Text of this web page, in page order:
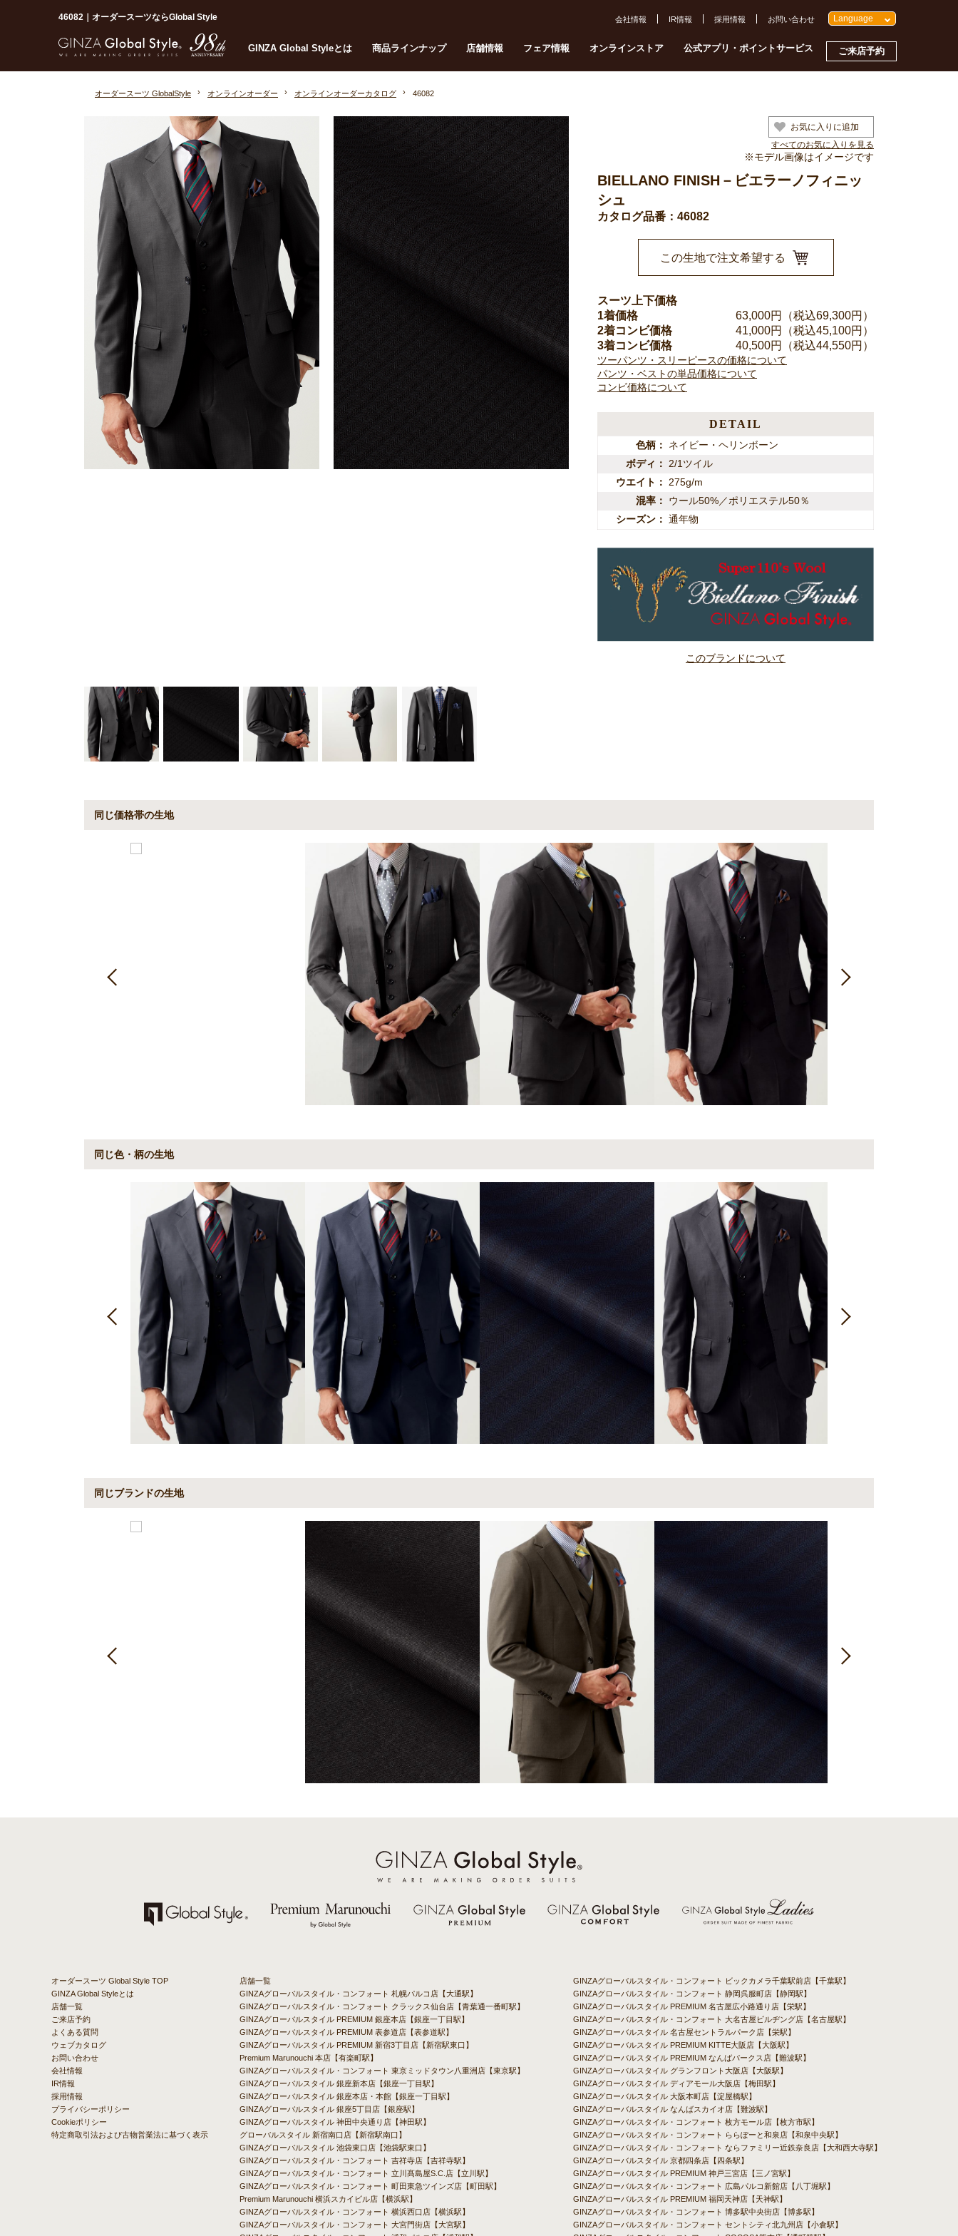
46082｜オーダースーツならGlobal Style
GINZA Global Styleとは 商品ラインナップ 店舗情報 フェア情報 オンラインストア 公式アプリ・ポイントサービス ご来店予約
会社情報 IR情報 採用情報 お問い合わせ Language
オーダースーツ GlobalStyle オンラインオーダー オンラインオーダーカタログ 46082
お気に入りに追加
すべてのお気に入りを見る
※モデル画像はイメージです
BIELLANO FINISH－ビエラーノフィニッ
シュ
カタログ品番：46082
この生地で注文希望する
スーツ上下価格
1着価格
63,000円（税込69,300円）
2着コンビ価格
41,000円（税込45,100円）
3着コンビ価格
40,500円（税込44,550円）
ツーパンツ・スリーピースの価格について
パンツ・ベストの単品価格について
コンビ価格について
DETAIL
色柄
ネイビー・ヘリンボーン
ボディ
2/1ツイル
ウエイト
275g/m
混率
ウール50%／ポリエステル50％
シーズン
通年物
このブランドについて
同じ価格帯の生地
同じ色・柄の生地
同じブランドの生地
オーダースーツ Global Style TOP
GINZA Global Styleとは
店舗一覧
ご来店予約
よくある質問
ウェブカタログ
お問い合わせ
会社情報
IR情報
採用情報
プライバシーポリシー
Cookieポリシー
特定商取引法および古物営業法に基づく表示
店舗一覧
GINZAグローバルスタイル・コンフォート 札幌パルコ店【大通駅】
GINZAグローバルスタイル・コンフォート クラックス仙台店【青葉通一番町駅】
GINZAグローバルスタイル PREMIUM 銀座本店【銀座一丁目駅】
GINZAグローバルスタイル PREMIUM 表参道店【表参道駅】
GINZAグローバルスタイル PREMIUM 新宿3丁目店【新宿駅東口】
Premium Marunouchi 本店【有楽町駅】
GINZAグローバルスタイル・コンフォート 東京ミッドタウン八重洲店【東京駅】
GINZAグローバルスタイル 銀座新本店【銀座一丁目駅】
GINZAグローバルスタイル 銀座本店・本館【銀座一丁目駅】
GINZAグローバルスタイル 銀座5丁目店【銀座駅】
GINZAグローバルスタイル 神田中央通り店【神田駅】
グローバルスタイル 新宿南口店【新宿駅南口】
GINZAグローバルスタイル 池袋東口店【池袋駅東口】
GINZAグローバルスタイル・コンフォート 吉祥寺店【吉祥寺駅】
GINZAグローバルスタイル・コンフォート 立川髙島屋S.C.店【立川駅】
GINZAグローバルスタイル・コンフォート 町田東急ツインズ店【町田駅】
Premium Marunouchi 横浜スカイビル店【横浜駅】
GINZAグローバルスタイル・コンフォート 横浜西口店【横浜駅】
GINZAグローバルスタイル・コンフォート 大宮門街店【大宮駅】
GINZAグローバルスタイル・コンフォート ビックカメラ千葉駅前店【千葉駅】
GINZAグローバルスタイル・コンフォート 静岡呉服町店【静岡駅】
GINZAグローバルスタイル PREMIUM 名古屋広小路通り店【栄駅】
GINZAグローバルスタイル・コンフォート 大名古屋ビルヂング店【名古屋駅】
GINZAグローバルスタイル 名古屋セントラルパーク店【栄駅】
GINZAグローバルスタイル PREMIUM KITTE大阪店【大阪駅】
GINZAグローバルスタイル PREMIUM なんばパークス店【難波駅】
GINZAグローバルスタイル グランフロント大阪店【大阪駅】
GINZAグローバルスタイル ディアモール大阪店【梅田駅】
GINZAグローバルスタイル 大阪本町店【淀屋橋駅】
GINZAグローバルスタイル なんばスカイオ店【難波駅】
GINZAグローバルスタイル・コンフォート 枚方モール店【枚方市駅】
GINZAグローバルスタイル・コンフォート ららぽーと和泉店【和泉中央駅】
GINZAグローバルスタイル・コンフォート ならファミリー近鉄奈良店【大和西大寺駅】
GINZAグローバルスタイル 京都四条店【四条駅】
GINZAグローバルスタイル PREMIUM 神戸三宮店【三ノ宮駅】
GINZAグローバルスタイル・コンフォート 広島パルコ新館店【八丁堀駅】
GINZAグローバルスタイル PREMIUM 福岡天神店【天神駅】
GINZAグローバルスタイル・コンフォート 博多駅中央街店【博多駅】
GINZAグローバルスタイル・コンフォート セントシティ北九州店【小倉駅】